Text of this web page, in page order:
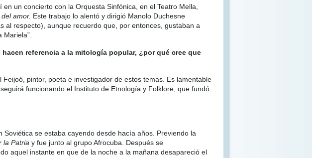
un concierto con la Orquesta Sinfónica, en el Teatro Mella,
amor. Este trabajo lo alentó y dirigió Manolo Duchesne
al respecto), aunque recuerdo que, por entonces, gustaban a
referencia a la mitología popular, ¿por qué cree que
pintor, poeta e investigador de estos temas. Es lamentable
funcionando el Instituto de Etnología y Folklore, que fundó
se estaba cayendo desde hacía años. Previendo la
la Patria y fue junto al grupo Afrocuba. Después se
aquel instante en que de la noche a la mañana desapareció el